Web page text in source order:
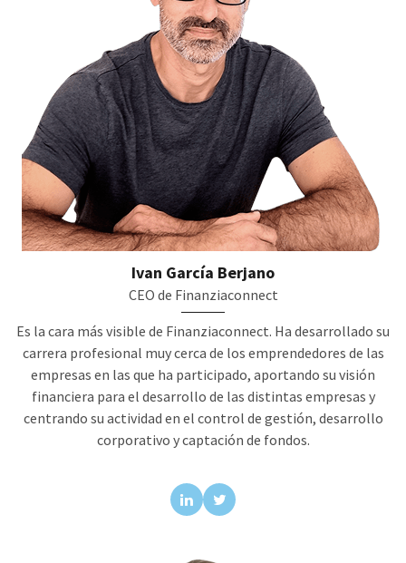
Ivan García Berjano
CEO de Finanziaconnect
Es la cara más visible de Finanziaconnect. Ha desarrollado su
carrera profesional muy cerca de los emprendedores de las
empresas en las que ha participado, aportando su visión
financiera para el desarrollo de las distintas empresas y
centrando su actividad en el control de gestión, desarrollo
corporativo y captación de fondos.